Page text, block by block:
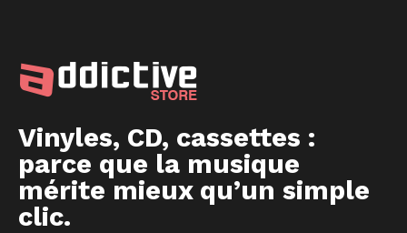
Vinyles, CD, cassettes :
parce que la musique
mérite mieux qu’un simple
clic.